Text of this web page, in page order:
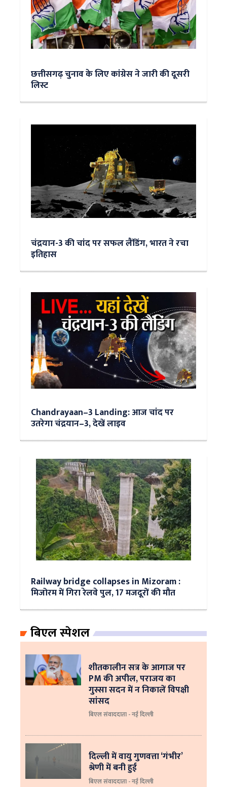
छत्तीसगढ़ चुनाव के लिए कांग्रेस ने जारी की दूसरी
लिस्ट
चंद्रयान-3 की चांद पर सफल लैंडिंग, भारत ने रचा
इतिहास
Chandrayaan–3 Landing: आज चांद पर
उतरेगा चंद्रयान–3, देखें लाइव
Railway bridge collapses in Mizoram :
मिजोरम में गिरा रेलवे पुल, 17 मजदूरों की मौत
बिएल स्पेशल
शीतकालीन सत्र के आगाज पर
PM की अपील, पराजय का
गुस्सा सदन में न निकालें विपक्षी
सांसद
बिएल संवाददाता - नई दिल्ली
दिल्ली में वायु गुणवत्ता ‘गंभीर’
श्रेणी में बनी हुई
बिएल संवाददाता - नई दिल्ली